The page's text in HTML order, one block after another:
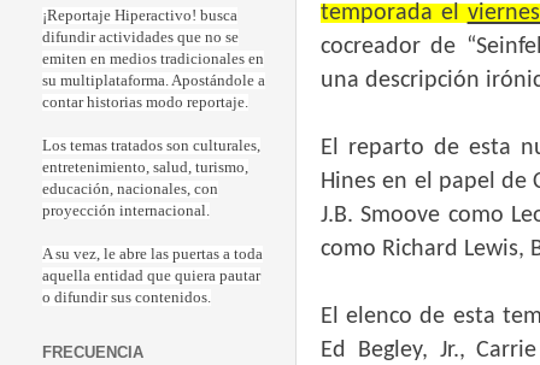
temporada el
cocreador de
una descripción
El reparto de esta
Hines en el papel de
J.B. Smoove como
como Richard Lewis,
El elenco de esta
Ed Begley, Jr.,
¡Reportaje Hiperactivo! busca
difundir actividades que no se
emiten en medios tradicionales en
su multiplataforma. Apostándole a
contar historias modo reportaje.
Los temas tratados son culturales,
entretenimiento, salud, turismo,
educación, nacionales, con
proyección internacional.
A su vez, le abre las puertas a toda
aquella entidad que quiera pautar
o difundir sus contenidos.
FRECUENCIA